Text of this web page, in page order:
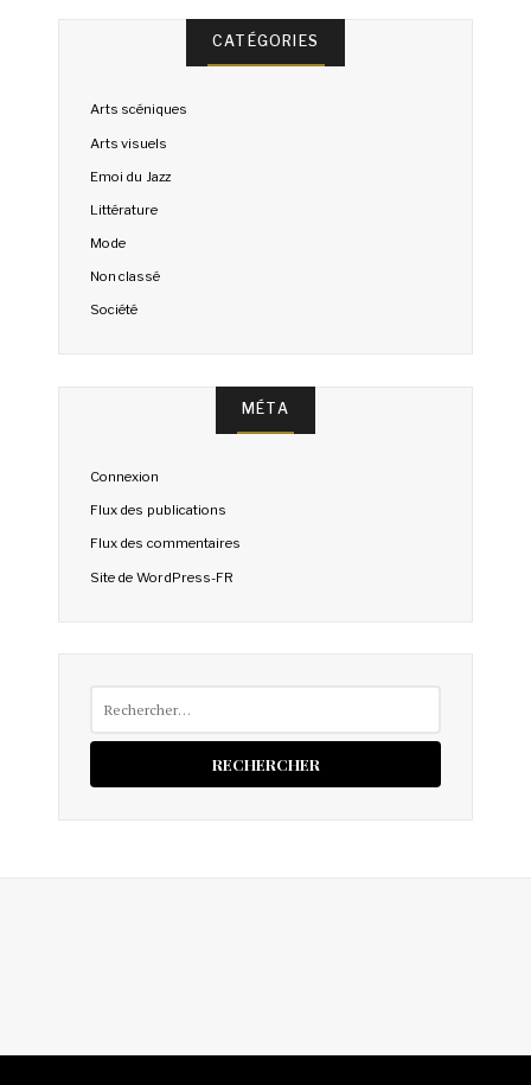
CATÉGORIES
Arts scéniques
Arts visuels
Emoi du Jazz
Littérature
Mode
Non classé
Société
MÉTA
Connexion
Flux des publications
Flux des commentaires
Site de WordPress-FR